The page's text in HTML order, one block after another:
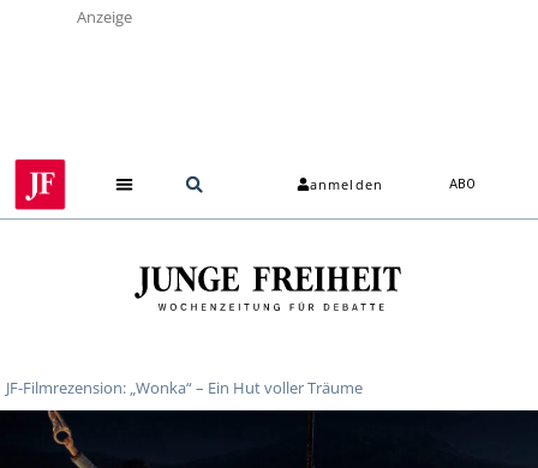
Anzeige
anmelden ABO
JF-Filmrezension: „Wonka“ – Ein Hut voller Träume